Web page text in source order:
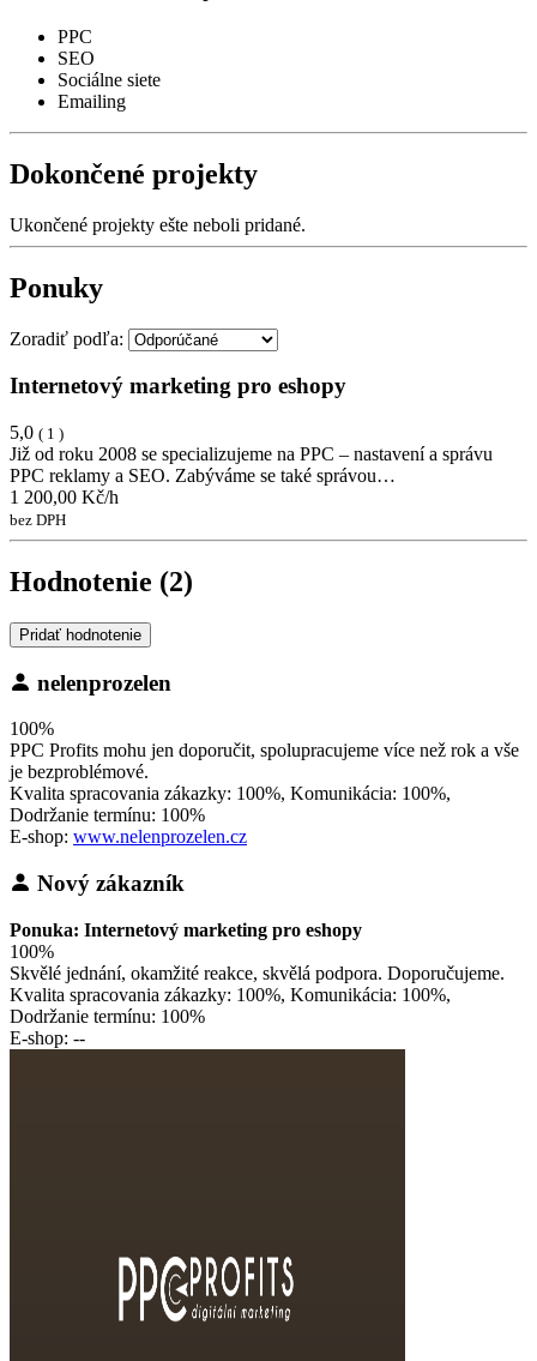
PPC
SEO
Sociálne siete
Emailing
Dokončené projekty
Ukončené projekty ešte neboli pridané.
Ponuky
Zoradiť podľa:
Internetový marketing pro eshopy
5,0 ( 1 )
Již od roku 2008 se specializujeme na PPC – nastavení a správu
PPC reklamy a SEO. Zabýváme se také správou…
1 200,00 Kč/h
bez DPH
Hodnotenie (2)
Pridať hodnotenie
nelenprozelen
100%
PPC Profits mohu jen doporučit, spolupracujeme více než rok a vše
je bezproblémové.
Kvalita spracovania zákazky: 100%, Komunikácia: 100%,
Dodržanie termínu: 100%
E-shop: www.nelenprozelen.cz
Nový zákazník
Ponuka: Internetový marketing pro eshopy
100%
Skvělé jednání, okamžité reakce, skvělá podpora. Doporučujeme.
Kvalita spracovania zákazky: 100%, Komunikácia: 100%,
Dodržanie termínu: 100%
E-shop: --